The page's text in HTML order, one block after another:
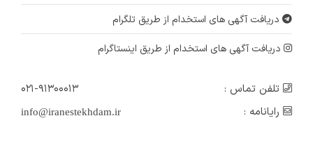
دریافت آگهی های استخدام از طریق تلگرام
دریافت آگهی های استخدام از طریق اینستاگرام
تلفن تماس :
۰۲۱-۹۱۳۰۰۰۱۳
رایانامه :
info@iranestekhdam.ir